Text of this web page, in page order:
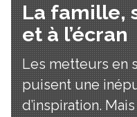
La famille,
et à l’écran
Les metteurs en
puisent une
d’inspiration.